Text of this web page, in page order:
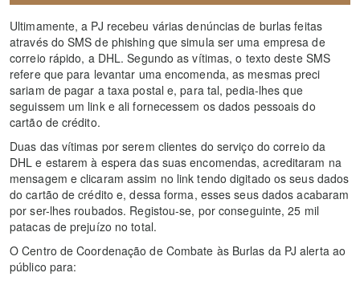
Ultimamente, a PJ recebeu várias denúncias de burlas feitas
através do SMS de phishing que simula ser uma empresa de
correio rápido, a DHL. Segundo as vítimas, o texto deste SMS
refere que para levantar uma encomenda, as mesmas preci
sariam de pagar a taxa postal e, para tal, pedia-lhes que
seguissem um link e ali fornecessem os dados pessoais do
cartão de crédito.
Duas das vítimas por serem clientes do serviço do correio da
DHL e estarem à espera das suas encomendas, acreditaram na
mensagem e clicaram assim no link tendo digitado os seus dados
do cartão de crédito e, dessa forma, esses seus dados acabaram
por ser-lhes roubados. Registou-se, por conseguinte, 25 mil
patacas de prejuízo no total.
O Centro de Coordenação de Combate às Burlas da PJ alerta ao
público para: